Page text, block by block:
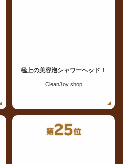
極上の美容泡シャワーヘッド！
CleanJoy shop